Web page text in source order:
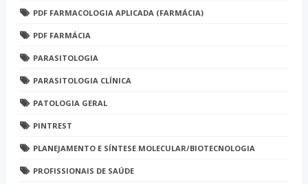
PDF FARMACOLOGIA APLICADA (FARMÁCIA)
PDF FARMÁCIA
PARASITOLOGIA
PARASITOLOGIA CLÍNICA
PATOLOGIA GERAL
PINTREST
PLANEJAMENTO E SÍNTESE MOLECULAR/BIOTECNOLOGIA
PROFISSIONAIS DE SAÚDE